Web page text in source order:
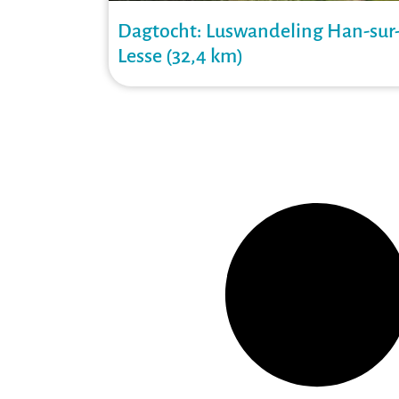
Dagtocht: Luswandeling Han-
Lesse (32,4 km)